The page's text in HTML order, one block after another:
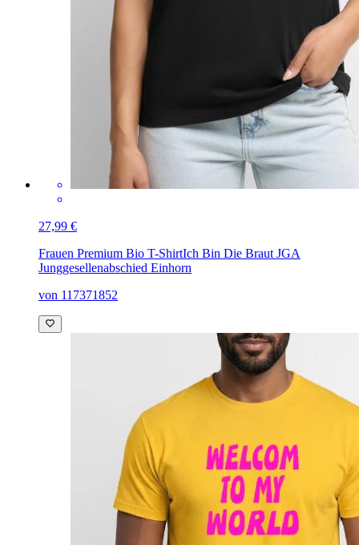
27,99 €
Frauen Premium Bio T-ShirtIch Bin Die Braut JGA
Junggesellenabschied Einhorn
von 117371852